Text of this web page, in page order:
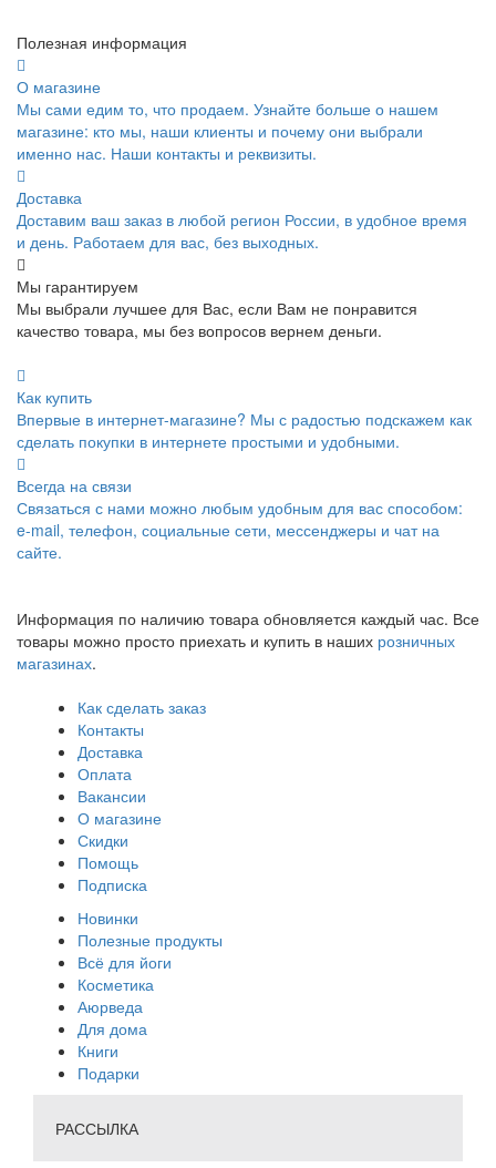
Полезная информация
О магазине
Мы сами едим то, что продаем. Узнайте больше о нашем
магазине: кто мы, наши клиенты и почему они выбрали
именно нас. Наши контакты и реквизиты.
Доставка
Доставим ваш заказ в любой регион России, в удобное время
и день. Работаем для вас, без выходных.
Мы гарантируем
Мы выбрали лучшее для Вас, если Вам не понравится
качество товара, мы без вопросов вернем деньги.
Как купить
Впервые в интернет-магазине? Мы с радостью подскажем как
сделать покупки в интернете простыми и удобными.
Всегда на связи
Связаться с нами можно любым удобным для вас способом:
e-mail, телефон, социальные сети, мессенджеры и чат на
сайте.
Информация по наличию товара обновляется каждый час. Все
товары можно просто приехать и купить в наших розничных
магазинах.
Как сделать заказ
Контакты
Доставка
Оплата
Вакансии
О магазине
Скидки
Помощь
Подписка
Новинки
Полезные продукты
Всё для йоги
Косметика
Аюрведа
Для дома
Книги
Подарки
РАССЫЛКА